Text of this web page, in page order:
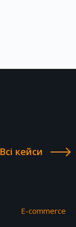
Всі кейси
E-commerce